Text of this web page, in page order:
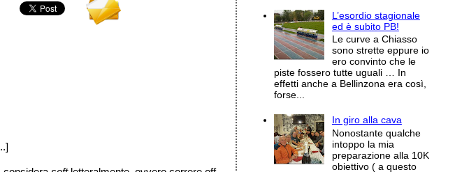
L’esordio stagionale
ed è subito PB!
Le curve a Chiasso
sono strette eppure io
ero convinto che le
piste fossero tutte uguali … In
effetti anche a Bellinzona era così,
forse...
In giro alla cava
Nonostante qualche
intoppo la mia
preparazione alla 10K
obiettivo ( a questo